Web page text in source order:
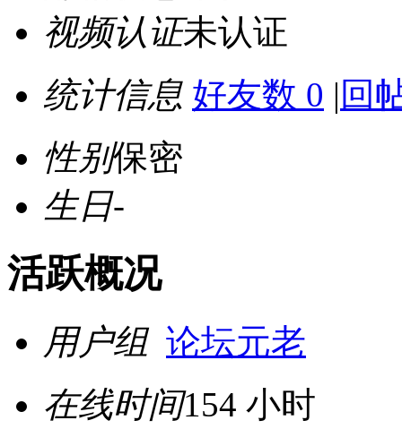
视频认证未认证
统计信息 好友数 0 | 回
性别保密
生日-
活跃概况
用户组 论坛元老
在线时间154 小时